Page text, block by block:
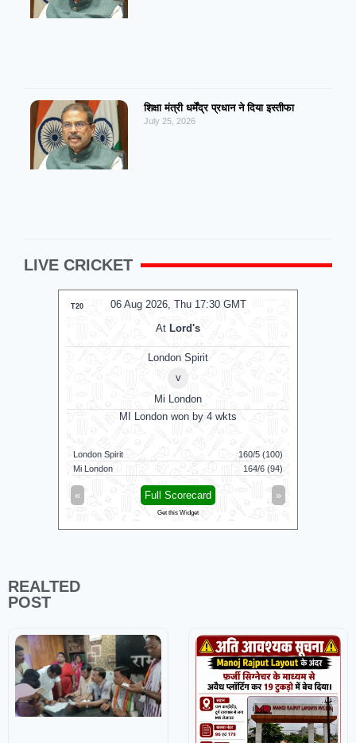
शिक्षा मंत्री धर्मेंद्र प्रधान ने दिया इस्तीफा
July 25, 2026
LIVE CRICKET
06 Aug 2026, Thu 17:30 GMT
T20
At Lord's
London Spirit
v
Mi London
MI London won by 4 wkts
London Spirit
160/5 (100)
Mi London
164/6 (94)
« »
Full Scorecard
Get this Widget
REALTED
POST